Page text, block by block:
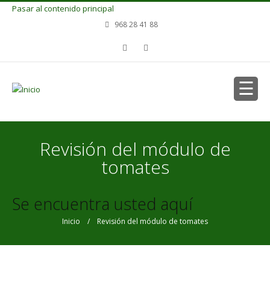
Pasar al contenido principal
968 28 41 88
Revisión del módulo de
tomates
Se encuentra usted aquí
Inicio / Revisión del módulo de tomates